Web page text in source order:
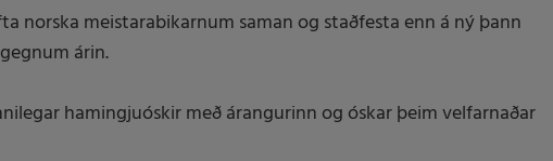
norska meistarabikarnum saman og staðfesta enn á ný þann
árin.
hamingjuóskir með árangurinn og óskar þeim velfarnaðar